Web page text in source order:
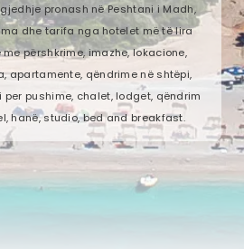
pronash në Peshtani i Madh,
dhe tarifa nga hotelet më të lira
përshkrime, imazhe, lokacione,
apartamente, qëndrime në shtëpi,
per pushime, chalet, lodget, qëndrim
hanë, studio, bed and breakfast.